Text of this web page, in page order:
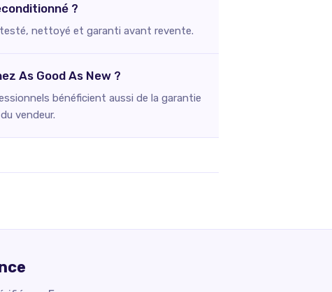
?
nettoyé et garanti avant revente.
As Good As New ?
bénéficient aussi de la garantie
vendeur.